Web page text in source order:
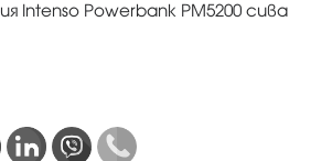
Intenso Powerbank PM5200 сива